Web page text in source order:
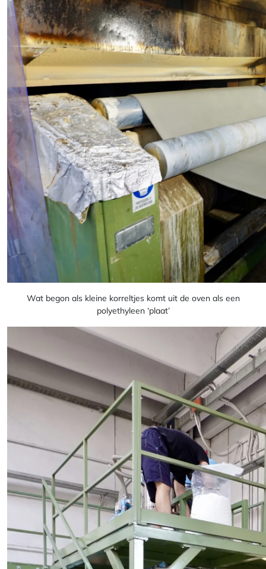
Wat begon als kleine korreltjes komt uit de oven als een
polyethyleen ‘plaat’